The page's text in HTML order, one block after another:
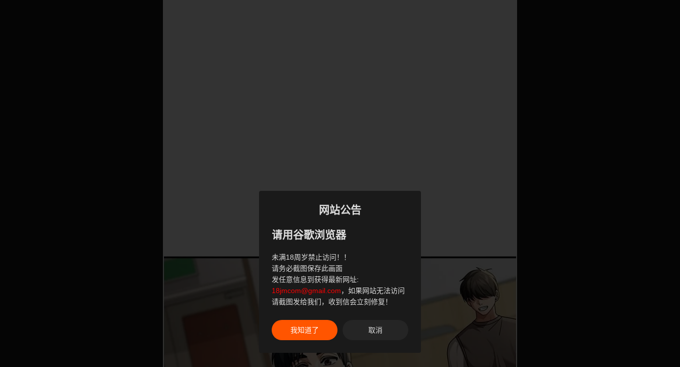
网站公告
请用谷歌浏览器
未满18周岁禁止访问！！
请务必截图保存此画面
发任意信息到获得最新网址:
18jmcom@gmail.com，如果网站无法访问
请截图发给我们，收到信会立刻修复！
我知道了 取消